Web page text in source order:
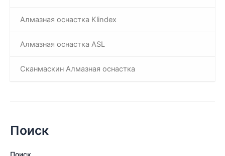
Алмазная оснастка Klindex
Алмазная оснастка ASL
Сканмаскин Алмазная оснастка
Поиск
Поиск